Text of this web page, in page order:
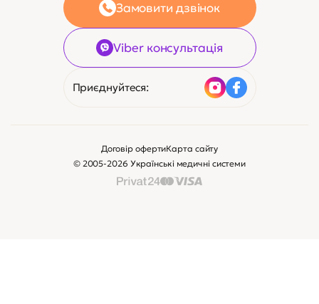
Замовити дзвінок
Viber консультація
Приєднуйтеся:
© 2005-2026 Українські медичні системи
Договір офертиКарта сайту